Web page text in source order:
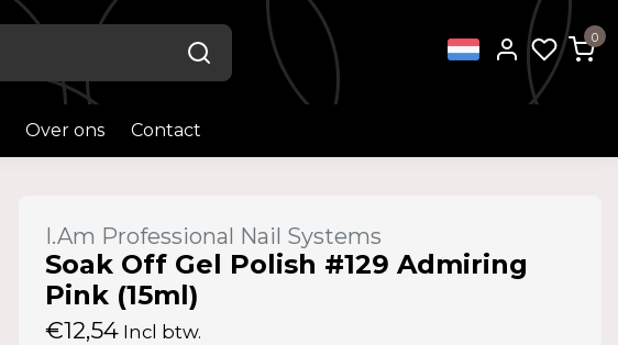
0
Over ons Contact
I.Am Professional Nail Systems
Soak Off Gel Polish #129 Admiring
Pink (15ml)
€12,54 Incl btw.